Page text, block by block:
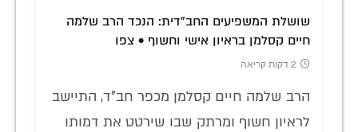
שושלת המשפיעים החב"דית: הנכד הרב שלמה
חיים קסלמן בראיון אישי וחשוף • צפו
2 דקות קריאה
הרב שלמה חיים קסלמן מכפר חב"ד, התיישב
לראיון חשוף ומרתק שבו שירטט את דמותו